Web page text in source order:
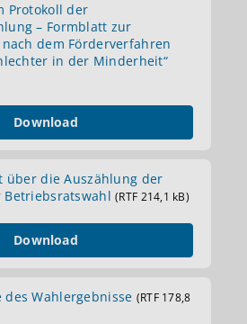
Protokoll der
– Formblatt zur
nach dem Förderverfahren
in der Minderheit“
Download
über die Auszählung der
Betriebsratswahl(RTF 214,1 kB)
Download
des Wahlergebnisse (RTF 178,8